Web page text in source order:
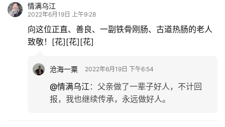
情满乌江
2022年6月19日 上午9:28
向这位正直、善良、一副铁骨刚肠、古道热肠的老人
致敬！[花][花][花]
沧海一粟 2022年6月19日 下午6:54
@情满乌江 ： 父亲做了一辈子好人，不计回
报，我也继续传承，永远做好人。